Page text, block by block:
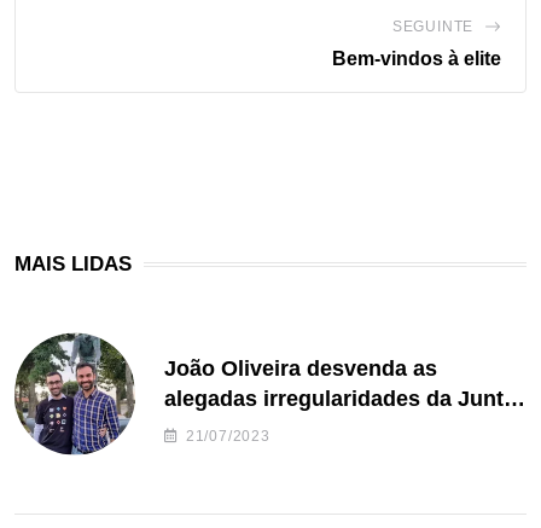
SEGUINTE
Bem-vindos à elite
MAIS LIDAS
João Oliveira desvenda as
alegadas irregularidades da Junta
de Freguesia S. João de Ver
21/07/2023